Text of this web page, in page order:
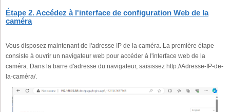
Étape 2. Accédez à l'interface de configuration Web de la
caméra
Vous disposez maintenant de l'adresse IP de la caméra. La première étape
consiste à ouvrir un navigateur web pour accéder à l'interface web de la
caméra. Dans la barre d'adresse du navigateur, saisissez http://Adresse-IP-de-
la-caméra/.